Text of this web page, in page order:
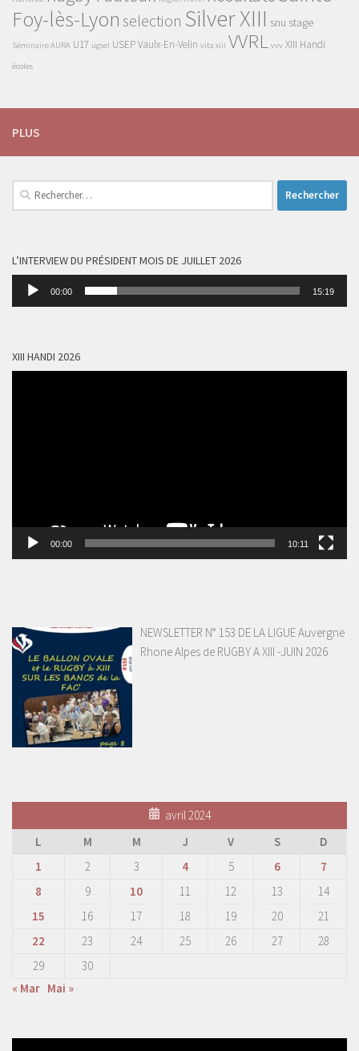
Foy-lès-Lyon selection Silver XIII snu stage
Séminaire AURA U17 ugsel USEPVaulx-En-Velin vita xiii VVRL vvv XIII Handi
écoles
PLUS
Rechercher :
L’INTERVIEW DU PRÉSIDENT MOIS DE JUILLET 2026
Lecteur
00:00 15:19
XIII HANDI 2026
00:00 10:11
NEWSLETTER N° 153 DE LA LIGUE Auvergne
Rhone Alpes de RUGBY A XIII -JUIN 2026
avril 2024
L
M M J V S
D
1
2 3 4 5 6
7
8
9 10 11 12 13
14
15
16 17 18 19 20
21
22
23 24 25 26 27
28
29
30
« Mar Mai »